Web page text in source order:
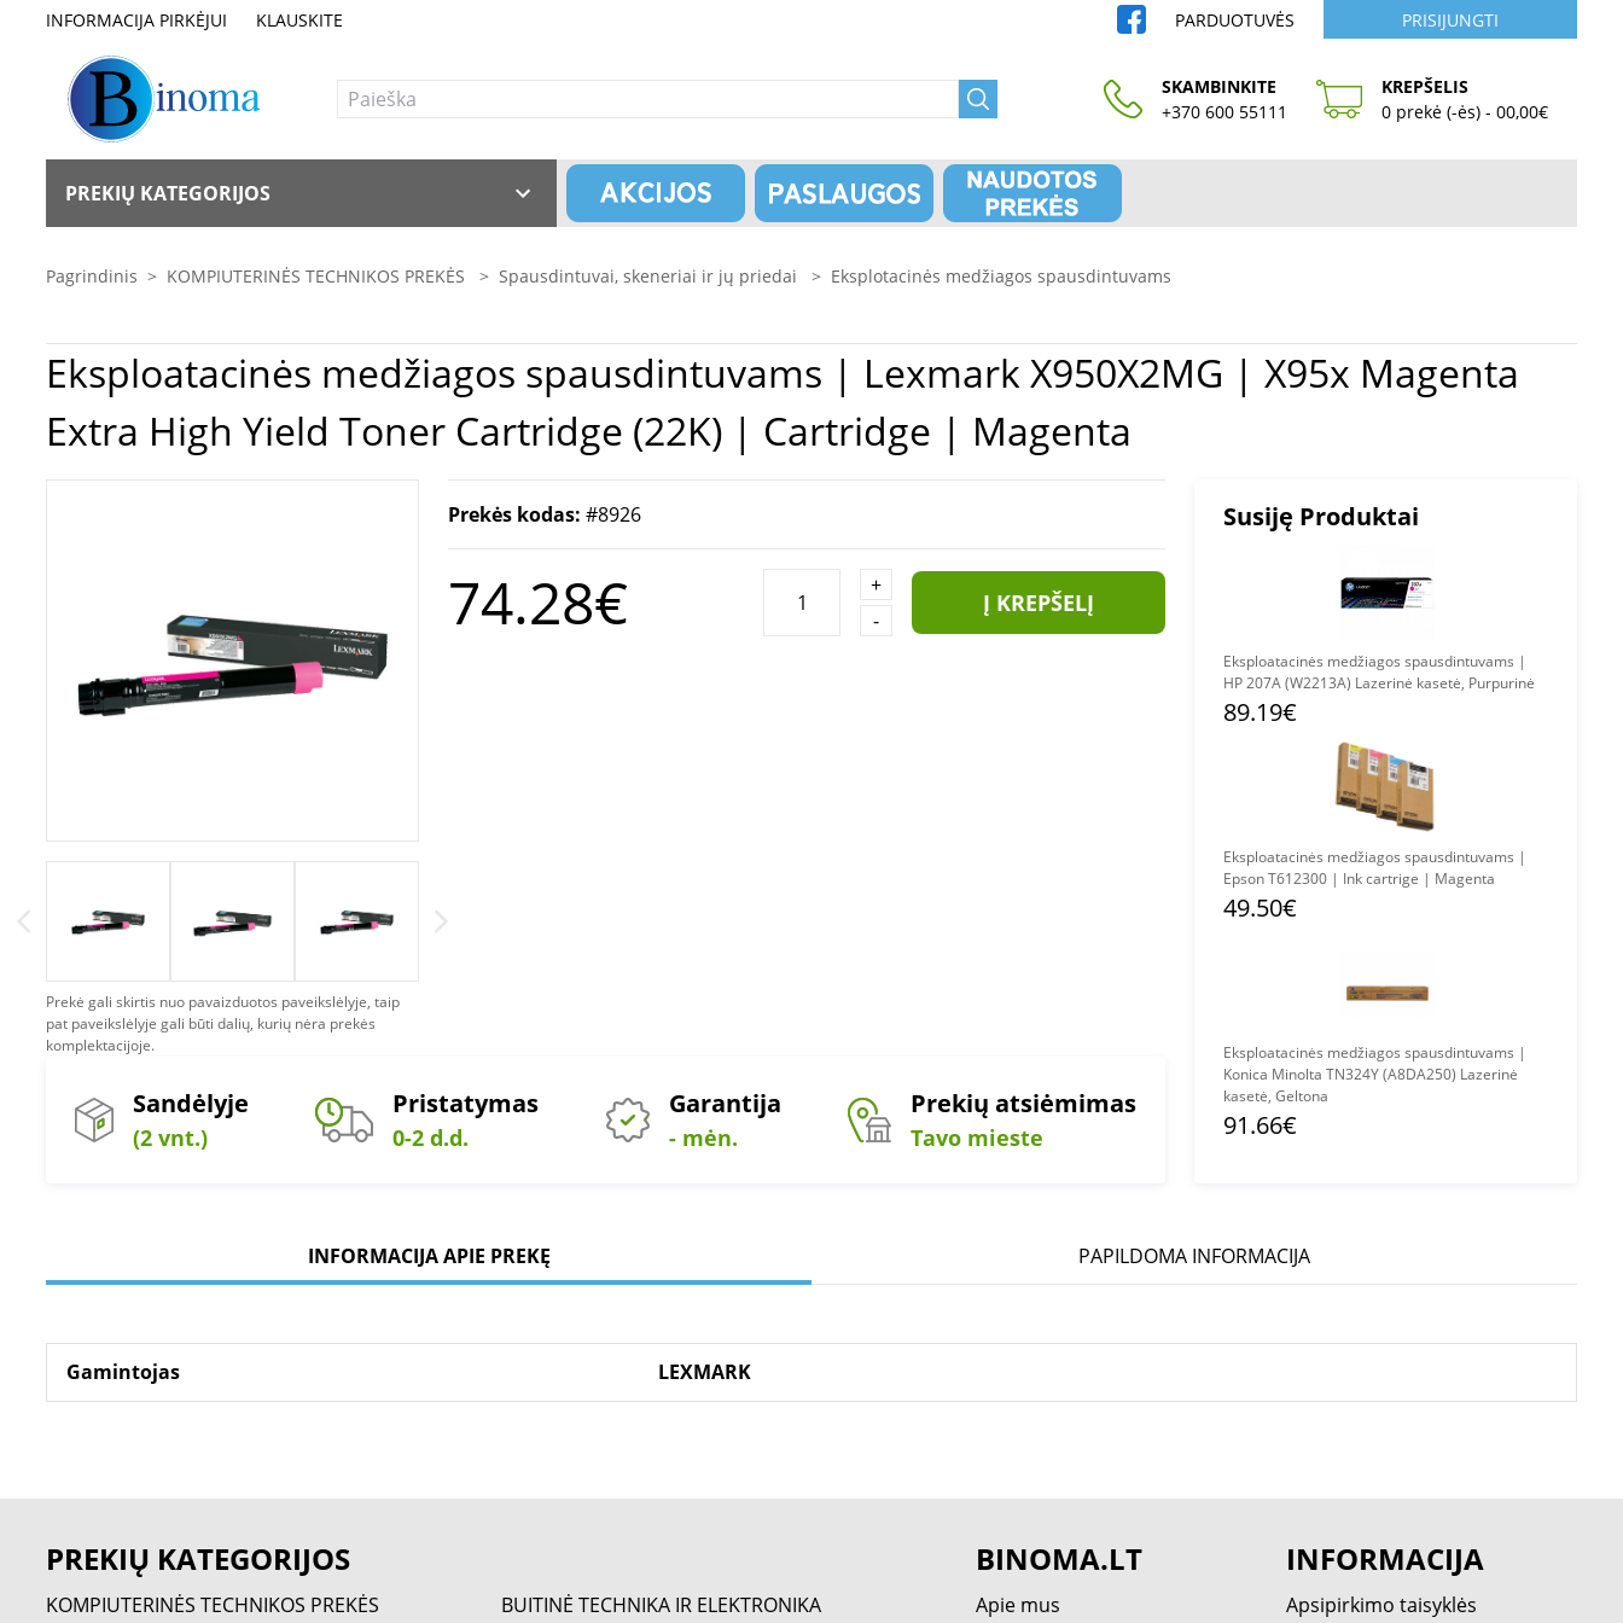
INFORMACIJA PIRKĖJUI KLAUSKITE PARDUOTUVĖS PRISIJUNGTI
SKAMBINKITE
+370 600 55111
KREPŠELIS
0 prekė (-ės) - 00,00€
PREKIŲ KATEGORIJOS
Pagrindinis > KOMPIUTERINĖS TECHNIKOS PREKĖS > Spausdintuvai, skeneriai ir jų priedai > Eksplotacinės medžiagos spausdintuvams
Eksploatacinės medžiagos spausdintuvams | Lexmark X950X2MG | X95x Magenta
Extra High Yield Toner Cartridge (22K) | Cartridge | Magenta
Prekė gali skirtis nuo pavaizduotos paveikslėlyje, taip
pat paveikslėlyje gali būti dalių, kurių nėra prekės
komplektacijoje.
Prekės kodas: #8926
74.28€
+
-
Į KREPŠELĮ
Sandėlyje
(2 vnt.)
Pristatymas
0-2 d.d.
Garantija
- mėn.
Prekių atsiėmimas
Tavo mieste
Susiję Produktai
Eksploatacinės medžiagos spausdintuvams |
HP 207A (W2213A) Lazerinė kasetė, Purpurinė
89.19€
Eksploatacinės medžiagos spausdintuvams |
Epson T612300 | Ink cartrige | Magenta
49.50€
Eksploatacinės medžiagos spausdintuvams |
Konica Minolta TN324Y (A8DA250) Lazerinė
kasetė, Geltona
91.66€
INFORMACIJA APIE PREKĘ PAPILDOMA INFORMACIJA
Gamintojas LEXMARK
PREKIŲ KATEGORIJOS
KOMPIUTERINĖS TECHNIKOS PREKĖS BUITINĖ TECHNIKA IR ELEKTRONIKA
BINOMA.LT
Apie mus
INFORMACIJA
Apsipirkimo taisyklės